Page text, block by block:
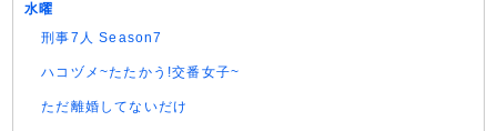
水曜
刑事7人 Season7
ハコヅメ~たたかう!交番女子~
ただ離婚してないだけ